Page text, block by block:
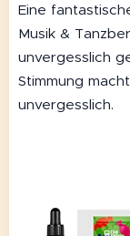
Eine
Musik &
unvergesslich
Stimmung
unvergesslich.